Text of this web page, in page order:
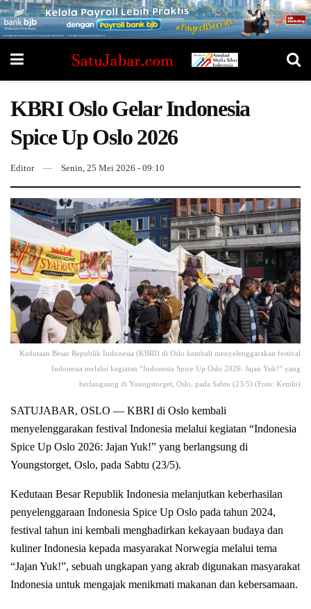
KBRI Oslo Gelar Indonesia
Spice Up Oslo 2026
Editor Senin, 25 Mei 2026 - 09:10
Kedutaan Besar Republik Indonesia (KBRI) di Oslo kembali menyelenggarakan festival
Indonesia melalui kegiatan “Indonesia Spice Up Oslo 2026: Jajan Yuk!” yang
berlangsung di Youngstorget, Oslo, pada Sabtu (23/5).(Foto: Kemlu)
SATUJABAR, OSLO — KBRI di Oslo kembali
menyelenggarakan festival Indonesia melalui kegiatan “Indonesia
Spice Up Oslo 2026: Jajan Yuk!” yang berlangsung di
Youngstorget, Oslo, pada Sabtu (23/5).
Kedutaan Besar Republik Indonesia melanjutkan keberhasilan
penyelenggaraan Indonesia Spice Up Oslo pada tahun 2024,
festival tahun ini kembali menghadirkan kekayaan budaya dan
kuliner Indonesia kepada masyarakat Norwegia melalui tema
“Jajan Yuk!”, sebuah ungkapan yang akrab digunakan masyarakat
Indonesia untuk mengajak menikmati makanan dan kebersamaan.